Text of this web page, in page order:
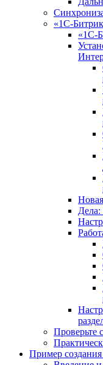
«1С-
«1С-
Проверьте
Пример создания